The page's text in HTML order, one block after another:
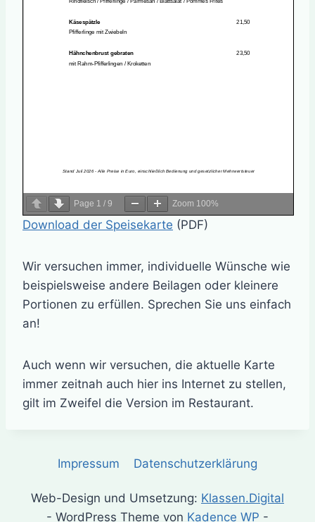
Page 1 / 9 Zoom 100%
Download der Speisekarte (PDF)
Wir versuchen immer, individuelle Wünsche wie
beispielsweise andere Beilagen oder kleinere
Portionen zu erfüllen. Sprechen Sie uns einfach
an!
Auch wenn wir versuchen, die aktuelle Karte
immer zeitnah auch hier ins Internet zu stellen,
gilt im Zweifel die Version im Restaurant.
Impressum Datenschutzerklärung
Web-Design und Umsetzung: Klassen.Digital
- WordPress Theme von Kadence WP -